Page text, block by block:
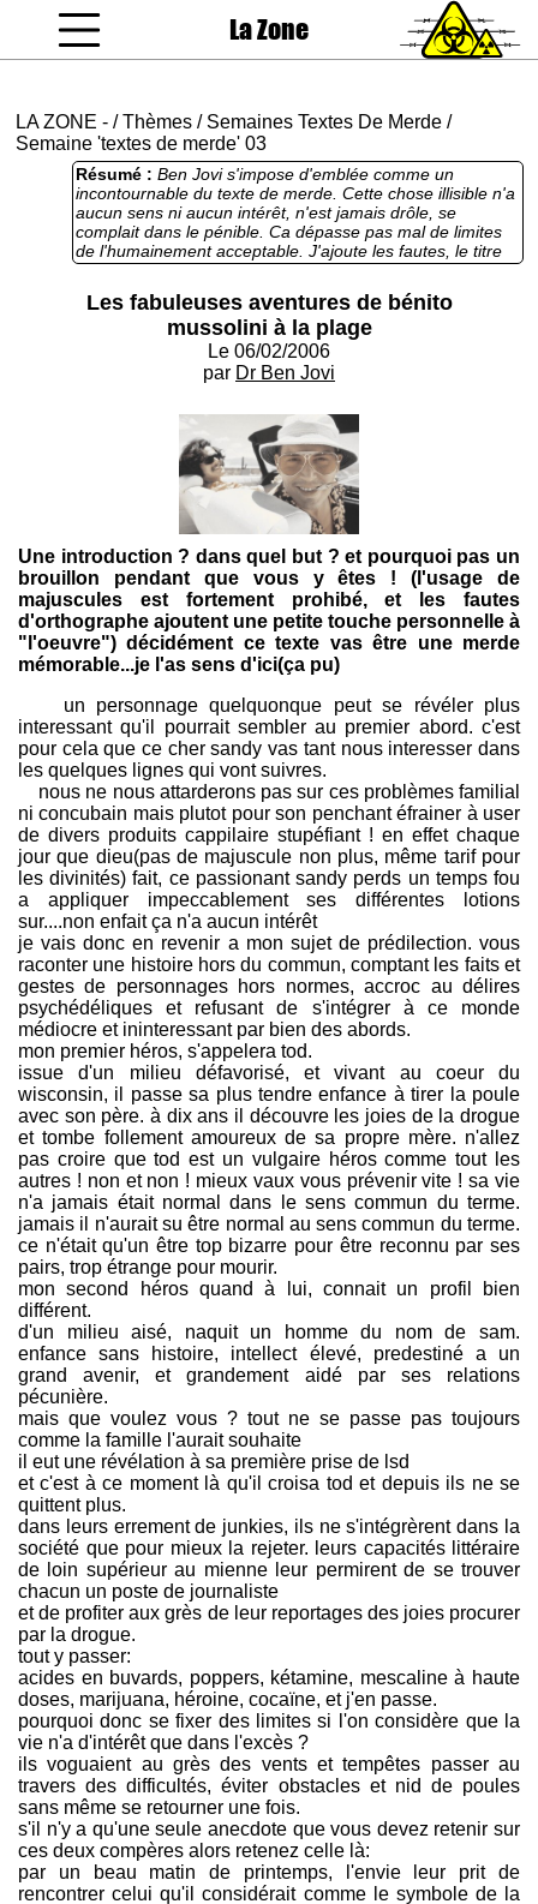
La Zone
LA ZONE - /Thèmes / Semaines Textes De Merde /
Semaine 'textes de merde' 03
Résumé : Ben Jovi s'impose d'emblée comme un
incontournable du texte de merde. Cette chose illisible n'a
aucun sens ni aucun intérêt, n'est jamais drôle, se
complait dans le pénible. Ca dépasse pas mal de limites
de l'humainement acceptable. J'ajoute les fautes, le titre
sans rapport avec le reste, le repompage de Las Vegas
Parano, et on est pas loin du Grand Chelem.
Les fabuleuses aventures de bénito
mussolini à la plage
Le 06/02/2006
par Dr Ben Jovi
Une introduction ? dans quel but ? et pourquoi pas un
brouillon pendant que vous y êtes ! (l'usage de
majuscules est fortement prohibé, et les fautes
d'orthographe ajoutent une petite touche personnelle à
"l'oeuvre") décidément ce texte vas être une merde
mémorable...je l'as sens d'ici(ça pu)
un personnage quelquonque peut se révéler plus
interessant qu'il pourrait sembler au premier abord. c'est
pour cela que ce cher sandy vas tant nous interesser dans
les quelques lignes qui vont suivres.
nous ne nous attarderons pas sur ces problèmes familial
ni concubain mais plutot pour son penchant éfrainer à user
de divers produits cappilaire stupéfiant ! en effet chaque
jour que dieu(pas de majuscule non plus, même tarif pour
les divinités) fait, ce passionant sandy perds un temps fou
a appliquer impeccablement ses différentes lotions
sur....non enfait ça n'a aucun intérêt
je vais donc en revenir a mon sujet de prédilection. vous
raconter une histoire hors du commun, comptant les faits et
gestes de personnages hors normes, accroc au délires
psychédéliques et refusant de s'intégrer à ce monde
médiocre et ininteressant par bien des abords.
mon premier héros, s'appelera tod.
issue d'un milieu défavorisé, et vivant au coeur du
wisconsin, il passe sa plus tendre enfance à tirer la poule
avec son père. à dix ans il découvre les joies de la drogue
et tombe follement amoureux de sa propre mère. n'allez
pas croire que tod est un vulgaire héros comme tout les
autres ! non et non ! mieux vaux vous prévenir vite ! sa vie
n'a jamais était normal dans le sens commun du terme.
jamais il n'aurait su être normal au sens commun du terme.
ce n'était qu'un être top bizarre pour être reconnu par ses
pairs, trop étrange pour mourir.
mon second héros quand à lui, connait un profil bien
différent.
d'un milieu aisé, naquit un homme du nom de sam.
enfance sans histoire, intellect élevé, predestiné a un
grand avenir, et grandement aidé par ses relations
pécunière.
mais que voulez vous ? tout ne se passe pas toujours
comme la famille l'aurait souhaite
il eut une révélation à sa première prise de lsd
et c'est à ce moment là qu'il croisa tod et depuis ils ne se
quittent plus.
dans leurs errement de junkies, ils ne s'intégrèrent dans la
société que pour mieux la rejeter. leurs capacités littéraire
de loin supérieur au mienne leur permirent de se trouver
chacun un poste de journaliste
et de profiter aux grès de leur reportages des joies procurer
par la drogue.
tout y passer:
acides en buvards, poppers, kétamine, mescaline à haute
doses, marijuana, héroine, cocaïne, et j'en passe.
pourquoi donc se fixer des limites si l'on considère que la
vie n'a d'intérêt que dans l'excès ?
ils voguaient au grès des vents et tempêtes passer au
travers des difficultés, éviter obstacles et nid de poules
sans même se retourner une fois.
s'il n'y a qu'une seule anecdote que vous devez retenir sur
ces deux compères alors retenez celle là:
par un beau matin de printemps, l'envie leur prit de
rencontrer celui qu'il considérait comme le symbole de la